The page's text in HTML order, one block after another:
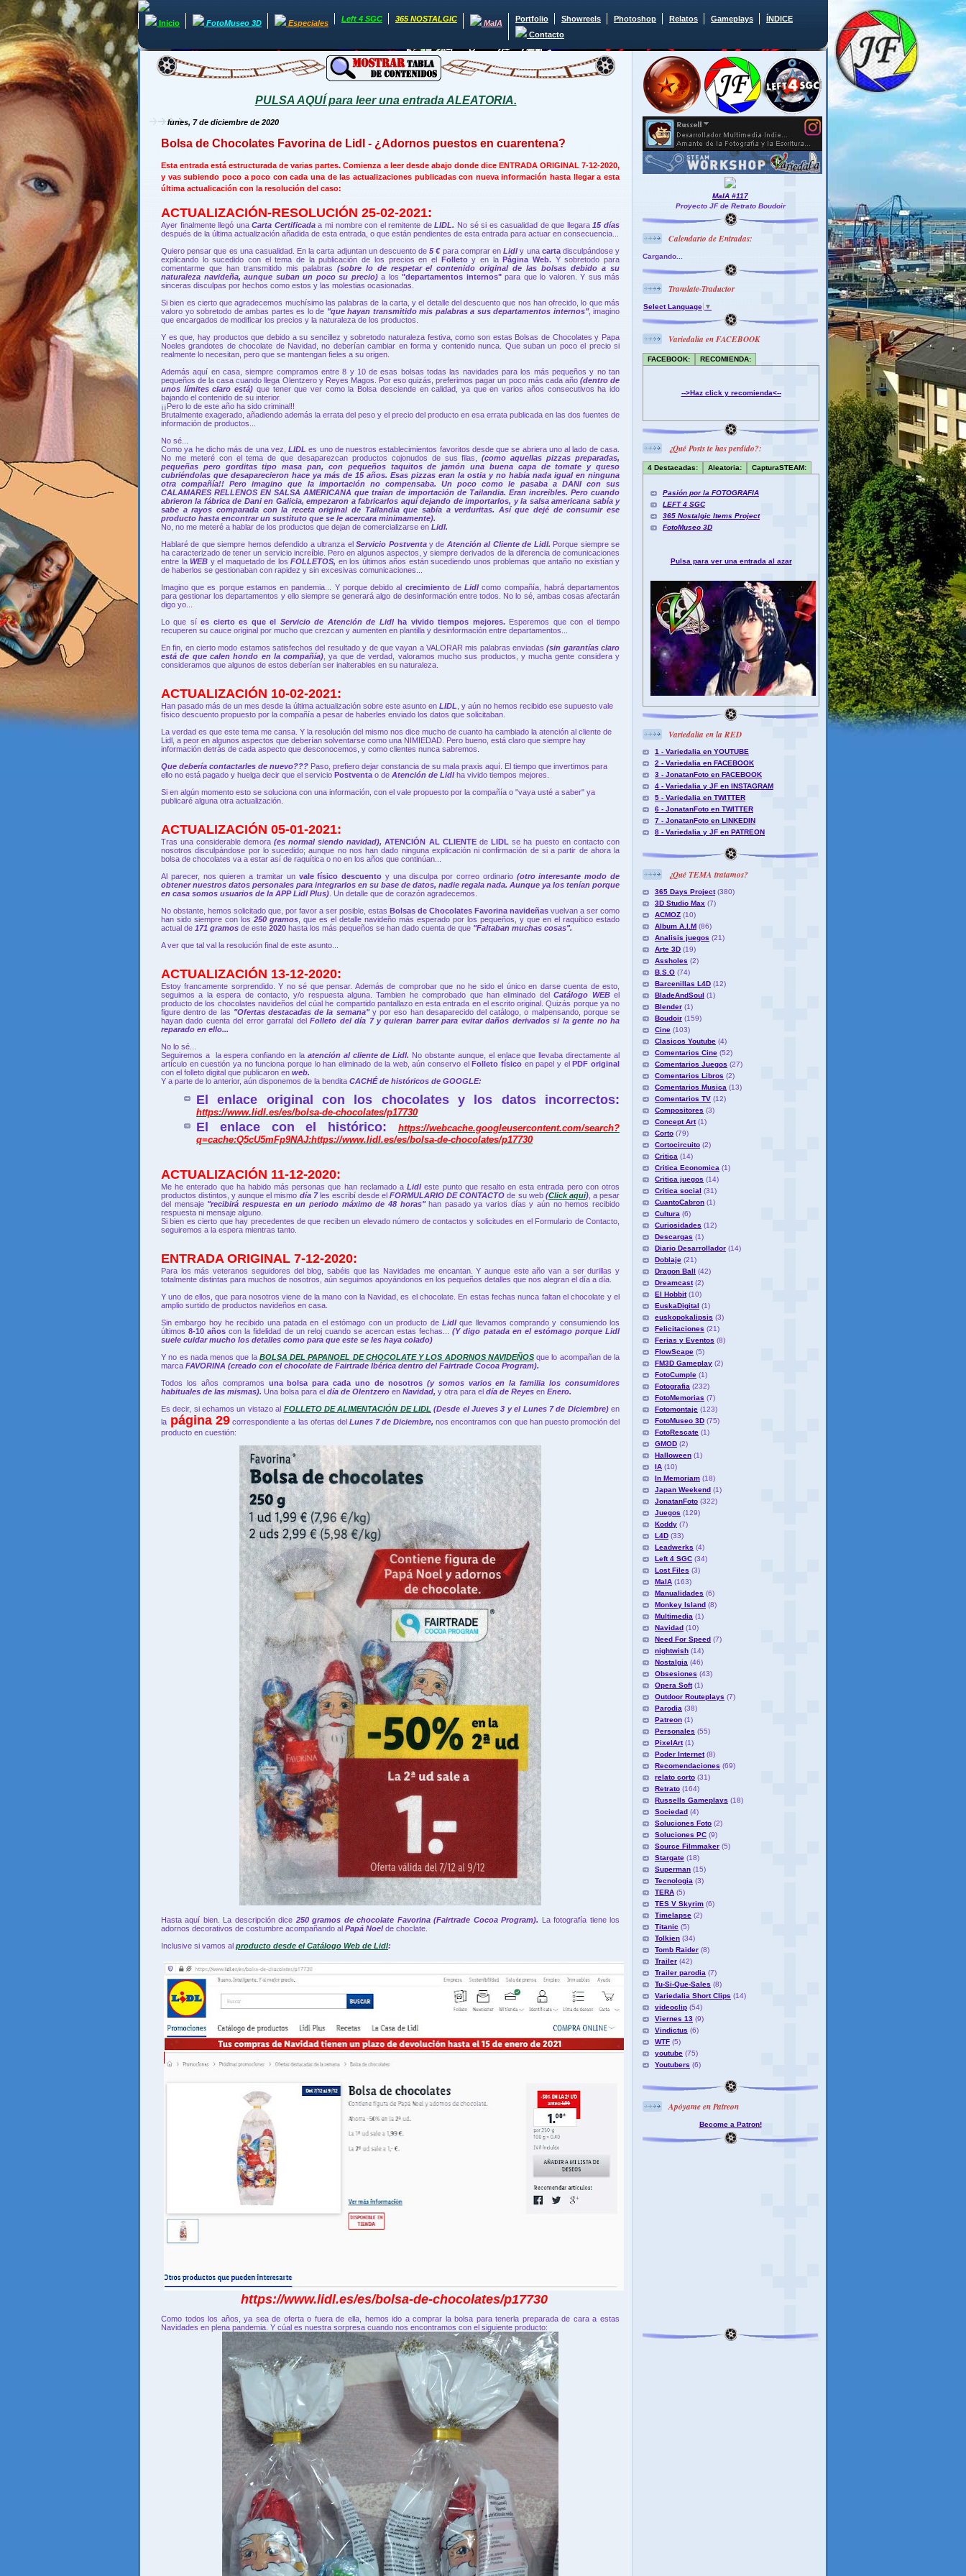
Inicio FotoMuseo 3D Especiales Left 4 SGC 365 NOSTALGIC MaIA Portfolio Showreels Photoshop Relatos Gameplays
ÍNDICE
Contacto
PULSA AQUÍ para leer una entrada ALEATORIA.
lunes, 7 de diciembre de 2020
Bolsa de Chocolates Favorina de Lidl - ¿Adornos puestos en cuarentena?
Esta entrada está estructurada de varias partes. Comienza a leer desde abajo donde dice ENTRADA ORIGINAL 7-12-2020,
y vas subiendo poco a poco con cada una de las actualizaciones publicadas con nueva información hasta llegar a esta
última actualicación con la resolución del caso:
ACTUALIZACIÓN-RESOLUCIÓN 25-02-2021:
Ayer finalmente llegó unaCarta Certificadaa mi nombre con el remitente deLIDL. No sé si es casualidad de que llegara15 días
después de la última actualización añadida de esta entrada, o que están pendientes de esta entrada para actuar en consecuencia...
Quiero pensar que es una casualidad. En la carta adjuntan un descuento de5 € para comprar enLidly una cartadisculpándose y
explicando lo sucedido con el tema de la publicación de los precios en el
Folletoy en la Página Web. Y sobretodo para
comentarme que han transmitido mis palabras (sobre lo de respetar el contenido original de las bolsas debido a su
naturaleza navideña, aunque suban un poco su precio) a los "departamentos internos"para que lo valoren. Y sus más
sinceras disculpas por hechos como estos y las molestias ocasionadas.
Si bien es cierto que agradecemos muchísimo las palabras de la carta, y el detalle del descuento que nos han ofrecido, lo que más
valoro yo sobretodo de ambas partes es lo de "que hayan transmitido mis palabras a sus departamentos internos", imagino
que encargados de modificar los precios y la naturaleza de los productos.
Y es que, hay productos que debido a su sencillez y sobretodo naturaleza festiva, como son estas Bolsas de Chocolates y Papa
Noeles grandotes de chocolate de Navidad, no deberían cambiar en forma y contenido nunca. Que suban un poco el precio si
realmente lo necesitan, pero que se mantengan fieles a su origen.
Además aquí en casa, siempre compramos entre 8 y 10 de esas bolsas todas las navidades para los más pequeños y no tan
pequeños de la casa cuando llega Olentzero y Reyes Magos. Por eso quizás, preferimos pagar un poco más cada año(dentro de
unos límites claro está) que tener que ver como la Bolsa desciende en calidad, ya que en varios años consecutivos ha ido
bajando el contenido de su interior.
¡¡Pero lo de este año ha sido criminal!!
Brutalmente exagerado, añadiendo además la errata del peso y el precio del producto en esa errata publicada en las dos fuentes de
información de productos...
No sé...
Como ya he dicho más de una vez,LIDLes uno de nuestros establecimientos favoritos desde que se abriera uno al lado de casa.
No me meteré con el tema de que desaparezcan productos cojonudos de sus filas,(como aquellas pizzas preparadas,
pequeñas pero gorditas tipo masa pan, con pequeños taquitos de jamón una buena capa de tomate y queso
cubriéndolas que desaparecieron hace ya más de 15 años. Esas pizzas eran la ostia y no había nada igual en ninguna
otra compañía!! Pero imagino que la importación no compensaba. Un poco como le pasaba a DANI con sus
CALAMARES RELLENOS EN SALSA AMERICANA que traían de importación de Tailandia. Eran increíbles. Pero cuando
abrieron la fábrica de Dani en Galicia, empezaron a fabricarlos aquí dejando de importarlos, y la salsa americana sabía y
sabe a rayos comparada con la receta original de Tailandia que sabía a verduritas. Así que dejé de consumir ese
producto hasta encontrar un sustituto que se le acercara minimamente).
No, no me meteré a hablar de los productos que dejan de comercializarse en Lidl.
Hablaré de que siempre hemos defendido a ultranza elServicio Postventay de Atención al Cliente de Lidl. Porque siempre se
ha caracterizado de tener un servicio increíble. Pero en algunos aspectos, y siempre derivados de la diferencia de comunicaciones
entre laWEB y el maquetado de losFOLLETOS, en los últimos años están sucediendo unos problemas que antaño no existían y
de haberlos se gestionaban con rapidez y sin excesivas comunicaciones...
Imagino que es porque estamos en pandemia... Y porque debido al crecimiento deLidlcomo compañía, habrá departamentos
para gestionar los departamentos y ello siempre se generará algo de desinformación entre todos. No lo sé, ambas cosas afectarán
digo yo...
Lo que síes cierto es que el Servicio de Atención de Lidl ha vivido tiempos mejores. Esperemos que con el tiempo
recuperen su cauce original por mucho que crezcan y aumenten en plantilla y desinformación entre departamentos...
En fin, en cierto modo estamos satisfechos del resultado y de que vayan a VALORAR mis palabras enviadas(sin garantías claro
está de que calen hondo en la compañía), ya que de verdad, valoramos mucho sus productos, y mucha gente considera y
consideramos que algunos de estos deberían ser inalterables en su naturaleza.
ACTUALIZACIÓN 10-02-2021:
Han pasado más de un mes desde la última actualización sobre este asunto en LIDL, y aún no hemos recibido ese supuesto vale
físico descuento propuesto por la compañía a pesar de haberles enviado los datos que solicitaban.
La verdad es que este tema me cansa. Y la resolución del mismo nos dice mucho de cuanto ha cambiado la atención al cliente de
Lidl, a peor en algunos aspectos que deberían solventarse como una NIMIEDAD. Pero bueno, está claro que siempre hay
información detrás de cada aspecto que desconocemos, y como clientes nunca sabremos.
Que debería contactarles de nuevo??? Paso, prefiero dejar constancia de su mala praxis aquí. El tiempo que invertimos para
ello no está pagado y huelga decir que el servicio Postventao de Atención de Lidl ha vivido tiempos mejores.
Si en algún momento esto se soluciona con una información, con el vale propuesto por la compañía o "vaya usté a saber" ya
publicaré alguna otra actualización.
ACTUALIZACIÓN 05-01-2021:
Tras una considerable demora (es normal siendo navidad), ATENCIÓN AL CLIENTEde LIDL se ha puesto en contacto con
nosotros disculpándose por lo sucedido; aunque no nos han dado ninguna explicación ni confirmación de si a partir de ahora la
bolsa de chocolates va a estar así de raquítica o no en los años que continúan...
Al parecer, nos quieren a tramitar un vale físico descuento y una disculpa por correo ordinario (otro interesante modo de
obtener nuestros datos personales para integrarlos en su base de datos, nadie regala nada. Aunque ya los tenían porque
en casa somos usuarios de la APP Lidl Plus). Un detalle que de corazón agradecemos.
No obstante, hemos solicitado que, por favor a ser posible, estas Bolsas de Chocolates Favorina navideñas vuelvan a ser como
han sido siempre con los 250 gramos, que es el detalle navideño más esperado por los pequeños, y que en el raquítico estado
actual de 171 gramos de este 2020 hasta los más pequeños se han dado cuenta de que "Faltaban muchas cosas".
A ver que tal val la resolución final de este asunto...
ACTUALIZACIÓN 13-12-2020:
Estoy francamente sorprendido. Y no sé que pensar. Además de comprobar que no he sido el único en darse cuenta de esto,
seguimos a la espera de contacto, y/o respuesta alguna. Tambien he comprobado que han eliminado delCatálogo WEBel
producto de los chocolates navideños del cúal he compartido pantallazo en esta entrada en el escrito original. Quizás porque ya no
figure dentro de las "Ofertas destacadas de la semana" y por eso han desaparecido del catálogo, o malpensando, porque se
hayan dado cuenta del error garrafal delFolleto del día 7 y quieran barrer para evitar daños derivados si la gente no ha
reparado en ello...
No lo sé...
Seguiremos a la espera confiando en la atención al cliente de Lidl. No obstante aunque, el enlace que llevaba directamente al
artículo en cuestión ya no funciona porque lo han eliminado de la web, aún conservo el Folleto físico en papel y el PDF original
con el folleto digital que publicaron en web.
Y a parte de lo anterior, aún disponemos de la bendita CACHÉ de históricos de GOOGLE:
El enlace original con los chocolates y los datos incorrectos:
https://www.lidl.es/es/bolsa-de-chocolates/p17730
El enlace con el histórico:
https://webcache.googleusercontent.com/search?
q=cache:Q5cU5mFp9NAJ:https://www.lidl.es/es/bolsa-de-chocolates/p17730
ACTUALIZACIÓN 11-12-2020:
Me he enterado que ha habido más personas que han reclamado aLidleste punto que resalto en esta entrada pero con otros
productos distintos, y aunque el mismo día 7les escribí desde elFORMULARIO DE CONTACTO de su web(Click aquí), a pesar
del mensaje "recibirá respuesta en un periodo máximo de 48 horas"han pasado ya varios días y aún no hemos recibido
respuesta ni mensaje alguno.
Si bien es cierto que hay precedentes de que reciben un elevado número de contactos y solicitudes en el Formulario de Contacto,
seguiremos a la espera mientras tanto.
ENTRADA ORIGINAL 7-12-2020:
Para los más veteranos seguidores del blog, sabéis que las Navidades me encantan. Y aunque este año van a ser durillas y
totalmente distintas para muchos de nosotros, aún seguimos apoyándonos en los pequeños detalles que nos alegran el día a día.
Y uno de ellos, que para nosotros viene de la mano con la Navidad, es el chocolate. En estas fechas nunca faltan el chocolate y el
amplio surtido de productos navideños en casa.
Sin embargo hoy he recibido una patada en el estómago con un producto de Lidlque llevamos comprando y consumiendo los
últimos 8-10 años con la fidelidad de un reloj cuando se acercan estas fechas...(Y digo patada en el estómago porque Lidl
suele cuidar mucho los detalles como para que este se les haya colado)
Y no es nada menos que la BOLSA DEL PAPANOEL DE CHOCOLATE Y LOS ADORNOS NAVIDEÑOSque lo acompañan de la
marca FAVORINA (creado con el chocolate de Fairtrade Ibérica dentro del Fairtrade Cocoa Program).
Todos los años compramos una bolsa para cada uno de nosotros(y somos varios en la familia los consumidores
habituales de las mismas). Una bolsa para el día de Olentzero en Navidad, y otra para el día de Reyes en Enero.
Es decir, si echamos un vistazo al FOLLETO DE ALIMENTACIÓN DE LIDL (Desde el Jueves 3 y el Lunes 7 de Diciembre)en
la página 29 correspondiente a las ofertas del Lunes 7 de Diciembre,nos encontramos con que han puesto promoción del
producto en cuestión:
Hasta aquí bien. La descripción dice 250 gramos de chocolate Favorina (Fairtrade Cocoa Program). La fotografía tiene los
adornos decorativos de costumbre acompañando al Papá Noelde choclate.
Inclusive si vamos al producto desde elCatálogo Web de Lidl:
https://www.lidl.es/es/bolsa-de-chocolates/p17730
Como todos los años, ya sea de oferta o fuera de ella, hemos ido a comprar la bolsa para tenerla preparada de cara a estas
Navidades en plena pandemia. Y cúal es nuestra sorpresa cuando nos encontramos con el siguiente producto:
MaIA #117
Proyecto JF de Retrato Boudoir
Calendario de Entradas:
Cargando...
Translate-Traductor
Select Language ▼
Variedalia en FACEBOOK
FACEBOOK: RECOMIENDA:
-->Haz click y recomienda<--
¿Qué Posts te has perdido?:
4 Destacadas: Aleatoria: CapturaSTEAM:
Pasión por la FOTOGRAFIA
LEFT 4 SGC
365 Nostalgic Items Project
FotoMuseo 3D
Pulsa para ver una entrada al azar
Variedalia en la RED
1 - Variedalia en YOUTUBE
2 - Variedalia en FACEBOOK
3 - JonatanFoto en FACEBOOK
4 - Variedalia y JF en INSTAGRAM
5 - Variedalia en TWITTER
6 - JonatanFoto en TWITTER
7 - JonatanFoto en LINKEDIN
8 - Variedalia y JF en PATREON
¿Qué TEMA tratamos?
365 Days Project (380)
3D Studio Max (7)
ACMOZ (10)
Album A.I.M (86)
Analisis juegos (21)
Arte 3D (19)
Assholes (2)
B.S.O (74)
Barcenillas L4D (12)
BladeAndSoul (1)
Blender (1)
Boudoir (159)
Cine (103)
Clasicos Youtube (4)
Comentarios Cine (52)
Comentarios Juegos (27)
Comentarios Libros (2)
Comentarios Musica (13)
Comentarios TV (12)
Compositores (3)
Concept Art (1)
Corto (79)
Cortocircuito (2)
Critica (14)
Critica Economica (1)
Critica juegos (14)
Critica social (31)
CuantoCabron (1)
Cultura (6)
Curiosidades (12)
Descargas (1)
Diario Desarrollador (14)
Doblaje (21)
Dragon Ball (42)
Dreamcast (2)
El Hobbit (10)
EuskaDigital (1)
euskopokalipsis (3)
Felicitaciones (21)
Ferias y Eventos (8)
FlowScape (5)
FM3D Gameplay (2)
FotoCumple (1)
Fotografia (232)
FotoMemorias (7)
Fotomontaje (123)
FotoMuseo 3D (75)
FotoRescate (1)
GMOD (2)
Halloween (1)
IA (10)
In Memoriam (18)
Japan Weekend (1)
JonatanFoto (322)
Juegos (129)
Koddy (7)
L4D (33)
Leadwerks (4)
Left 4 SGC (34)
Lost Files (3)
MaIA (163)
Manualidades (6)
Monkey Island (8)
Multimedia (1)
Navidad (10)
Need For Speed (7)
nightwish (14)
Nostalgia (46)
Obsesiones (43)
Opera Soft (1)
Outdoor Routeplays (7)
Parodia (38)
Patreon (1)
Personales (55)
PixelArt (1)
Poder Internet (8)
Recomendaciones (69)
relato corto (31)
Retrato (164)
Russells Gameplays (18)
Sociedad (4)
Soluciones Foto (2)
Soluciones PC (9)
Source Filmmaker (5)
Stargate (18)
Superman (15)
Tecnologia (3)
TERA (5)
TES V Skyrim (6)
Timelapse (2)
Titanic (5)
Tolkien (34)
Tomb Raider (8)
Trailer (42)
Trailer parodia (7)
Tu-Si-Que-Sales (8)
Variedalia Short Clips (14)
videoclip (54)
Viernes 13 (9)
Vindictus (6)
WTF (5)
youtube (75)
Youtubers (6)
Apóyame en Patreon
Become a Patron!